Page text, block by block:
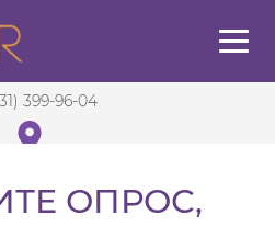
399-96-04
ОПРОС,